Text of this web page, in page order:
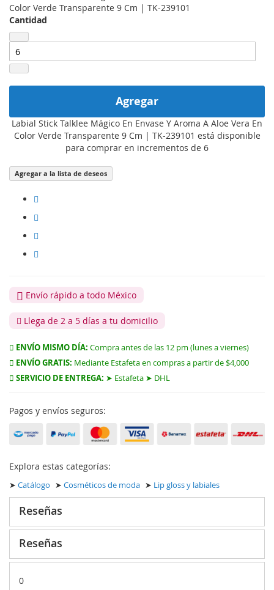
Color Verde Transparente 9 Cm | TK-239101
Cantidad
Agregar
Labial Stick Talklee Mágico En Envase Y Aroma A Aloe Vera En
Color Verde Transparente 9 Cm | TK-239101 está disponible
para comprar en incrementos de 6
Agregar a la lista de deseos
Envío rápido a todo México
Llega de 2 a 5 días a tu domicilio
ENVÍO MISMO DÍA: Compra antes de las 12 pm (lunes a viernes)
ENVÍO GRATIS: Mediante Estafeta en compras a partir de $4,000
SERVICIO DE ENTREGA: ➤ Estafeta ➤ DHL
Pagos y envíos seguros:
Explora estas categorías:
➤ Catálogo ➤ Cosméticos de moda ➤ Lip gloss y labiales
Reseñas
Reseñas
0